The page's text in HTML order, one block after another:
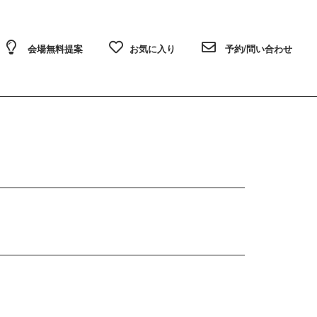
会場無料提案 お気に入り 予約/問い合わせ